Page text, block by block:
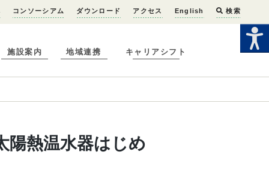
コンソーシアム ダウンロード アクセス English 検索
施設案内 地域連携 キャリアシフト
熱温水器はじめ